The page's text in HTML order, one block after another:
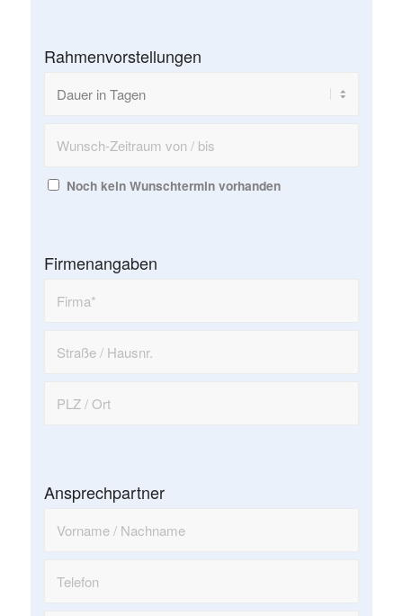
Rahmenvorstellungen
Noch kein Wunschtermin vorhanden
Firmenangaben
Ansprechpartner